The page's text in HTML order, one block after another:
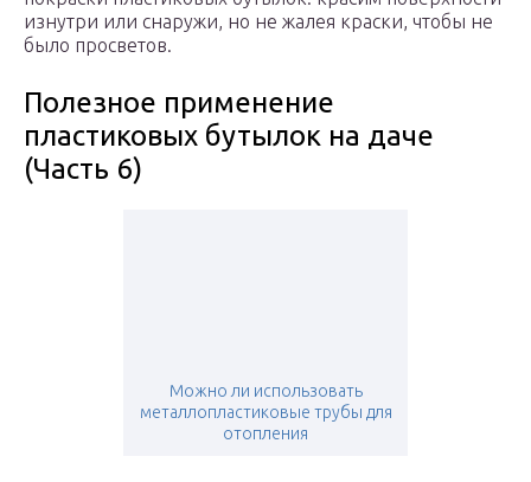
изнутри или снаружи, но не жалея краски, чтобы не
было просветов.
Полезное применение
пластиковых бутылок на даче
(Часть 6)
Можно ли использовать
металлопластиковые трубы для
отопления